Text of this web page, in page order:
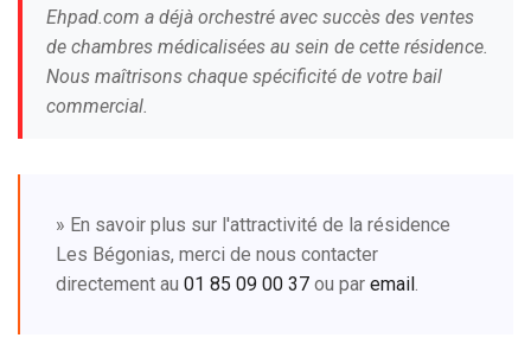
Ehpad.com a déjà orchestré avec succès des ventes
de chambres médicalisées au sein de cette résidence.
Nous maîtrisons chaque spécificité de votre bail
commercial.
» En savoir plus sur l'attractivité de la résidence
Les Bégonias, merci de nous contacter
directement au 01 85 09 00 37 ou par email